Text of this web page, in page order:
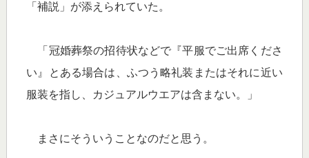
「補説」が添えられていた。
「冠婚葬祭の招待状などで『平服でご出席くださ
い』とある場合は、ふつう略礼装またはそれに近い
服装を指し、カジュアルウエアは含まない。」
まさにそういうことなのだと思う。